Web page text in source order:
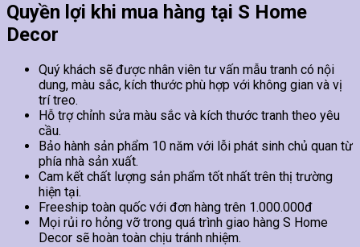
Quyền lợi khi mua hàng tại S Home
Decor
Quý khách sẽ được nhân viên tư vấn mẫu tranh có nội
dung, màu sắc, kích thước phù hợp với không gian và vị
trí treo.
Hỗ trợ chỉnh sửa màu sắc và kích thước tranh theo yêu
cầu.
Bảo hành sản phẩm 10 năm với lỗi phát sinh chủ quan từ
phía nhà sản xuất.
Cam kết chất lượng sản phẩm tốt nhất trên thị trường
hiện tại.
Freeship toàn quốc với đơn hàng trên 1.000.000đ
Mọi rủi ro hỏng vỡ trong quá trình giao hàng S Home
Decor sẽ hoàn toàn chịu tránh nhiệm.